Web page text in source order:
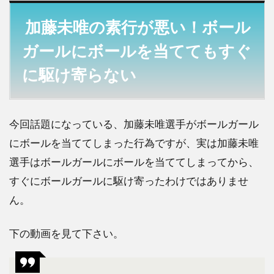
加藤未唯の素行が悪い！ボール
ガールにボールを当ててもすぐ
に駆け寄らない
今回話題になっている、加藤未唯選手がボールガール
にボールを当ててしまった行為ですが、実は加藤未唯
選手はボールガールにボールを当ててしまってから、
すぐにボールガールに駆け寄ったわけではありませ
ん。
下の動画を見て下さい。